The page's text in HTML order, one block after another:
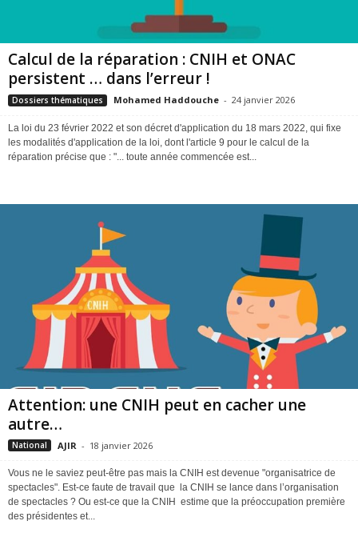
Calcul de la réparation : CNIH et ONAC
persistent … dans l’erreur !
Dossiers thématiques Mohamed Haddouche - 24 janvier 2026
La loi du 23 février 2022 et son décret d'application du 18 mars 2022, qui fixe
les modalités d'application de la loi, dont l'article 9 pour le calcul de la
réparation précise que : "... toute année commencée est...
Attention: une CNIH peut en cacher une
autre…
National AJIR - 18 janvier 2026
Vous ne le saviez peut-être pas mais la CNIH est devenue "organisatrice de
spectacles". Est-ce faute de travail que la CNIH se lance dans l’organisation
de spectacles ? Ou est-ce que la CNIH estime que la préoccupation première
des présidentes et...